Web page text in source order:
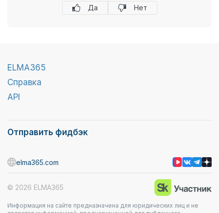
Да Нет
ELMA365
Справка
API
Отправить фидбэк
Информация на сайте предназначена для юридических лиц и не
© 2026 ELMA365
elma365.com